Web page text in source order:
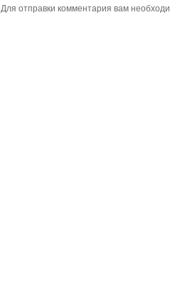
Для отправки комментария вам